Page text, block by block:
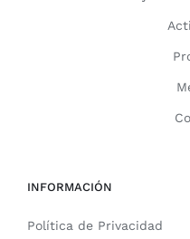
INFORMACIÓN
Política de Privacidad